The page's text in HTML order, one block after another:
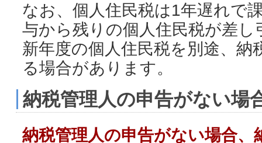
なお、個人住民税は1年遅れで
与から残りの個人住民税が差
新年度の個人住民税を別途、
る場合があります。
納税管理人の申告がない場
納税管理人の申告がない場合